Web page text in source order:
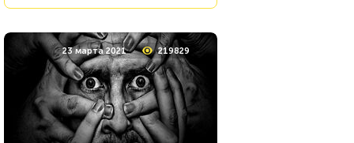
8 мая 2021 10541
Проходили 646 раз
23 марта 2021 219829